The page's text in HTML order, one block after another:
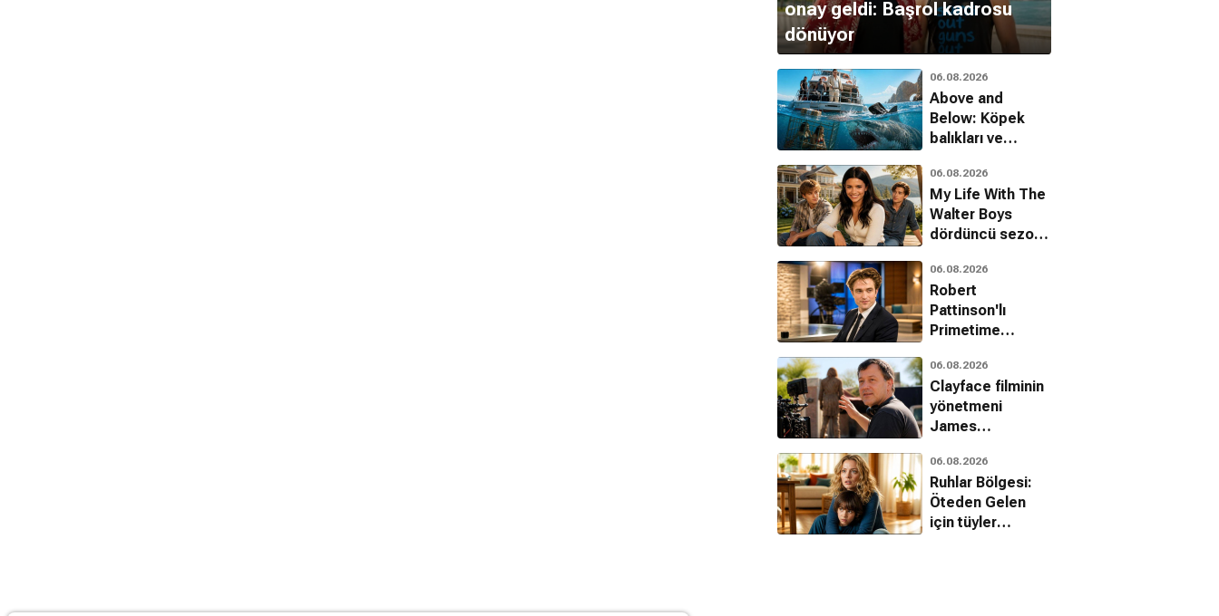
onay geldi: Başrol kadrosu
dönüyor
06.08.2026
Above and
Below: Köpek
balıkları ve
kartelleri karşı
karşıya
06.08.2026
My Life With The
Walter Boys
dördüncü sezon
06.08.2026
Robert
Pattinson'lı
Primetime
fragman geldi
06.08.2026
Clayface filminin
yönetmeni
James
Raimi itirafı
06.08.2026
Ruhlar Bölgesi:
Öteden Gelen
için tüyler